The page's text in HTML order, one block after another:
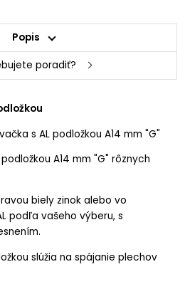
Popis
poradiť?
s AL podložkou A14 mm "G"
A14 mm "G" rôznych
biely zinok alebo vo
podľa vašeho výberu, s
slúžia na spájanie plechov